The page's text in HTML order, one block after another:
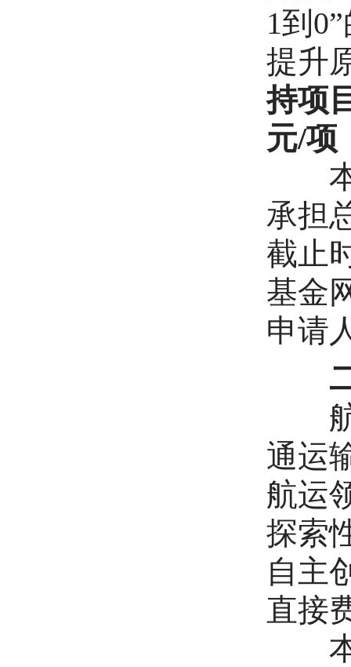
1到
提升
持项
元/项
本
承担
截止
基金
申请
二
航
通运
航运
探索
自主
直接
本